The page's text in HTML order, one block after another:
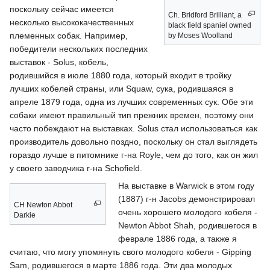
Ch. Bridford Brilliant, a
black field spaniel owned
by Moses Woolland
поскольку сейчас имеется
несколько высококачественных
племенных собак. Например,
победители нескольких последних
выставок - Solus, кобель,
родившийся в июле 1880 года, который входит в тройку
лучших кобелей страны, или Squaw, сука, родившаяся в
апреле 1879 года, одна из лучших современных сук. Обе эти
собаки имеют правильный тип прежних времен, поэтому они
часто побеждают на выставках. Solus стал использоваться как
производитель довольно поздно, поскольку он стал выглядеть
гораздо лучше в питомнике г-на Royle, чем до того, как он жил
у своего заводчика г-на Schofield.
CH Newton Abbot
Darkie
На выставке в Warwick в этом году
(1887) г-н Jacobs демонстрировал
очень хорошего молодого кобеля -
Newton Abbot Shah, родившегося в
феврале 1886 года, а также я
считаю, что могу упомянуть свого молодого кобеля - Gipping
Sam, родившегося в марте 1886 года. Эти два молодых